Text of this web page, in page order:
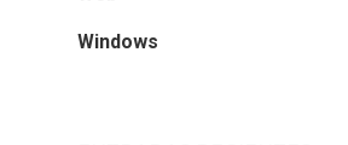
Windows